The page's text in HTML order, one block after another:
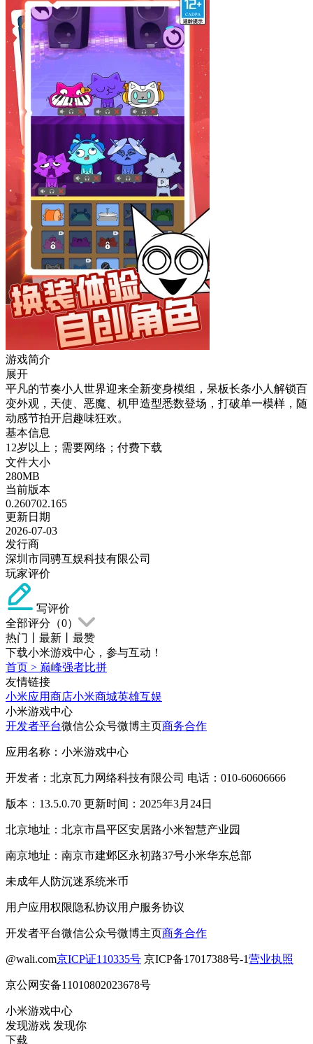
游戏简介
展开
平凡的节奏小人世界迎来全新变身模组，呆板长条小人解锁百
变外观，天使、恶魔、机甲造型悉数登场，打破单一模样，随
动感节拍开启趣味狂欢。
基本信息
12岁以上；需要网络；付费下载
文件大小
280MB
当前版本
0.260702.165
更新日期
2026-07-03
发行商
深圳市同骋互娱科技有限公司
玩家评价
写评价
全部评分（0）
热门
最新
最赞
下载小米游戏中心，参与互动！
首页 > 巅峰强者比拼
友情链接
小米应用商店小米商城英雄互娱
小米游戏中心
开发者平台微信公众号微博主页商务合作
应用名称：小米游戏中心
开发者：北京瓦力网络科技有限公司 电话：010-60606666
版本：13.5.0.70 更新时间：2025年3月24日
北京地址：北京市昌平区安居路小米智慧产业园
南京地址：南京市建邺区永初路37号小米华东总部
未成年人防沉迷系统米币
用户应用权限隐私协议用户服务协议
开发者平台微信公众号微博主页商务合作
@wali.com京ICP证110335号 京ICP备17017388号-1营业执照
京公网安备11010802023678号
小米游戏中心
发现游戏 发现你
下载